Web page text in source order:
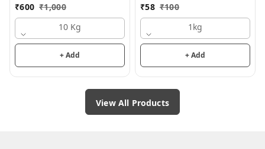
₹600 ₹1,000
10 Kg
+ Add
₹58 ₹100
1kg
+ Add
View All Products